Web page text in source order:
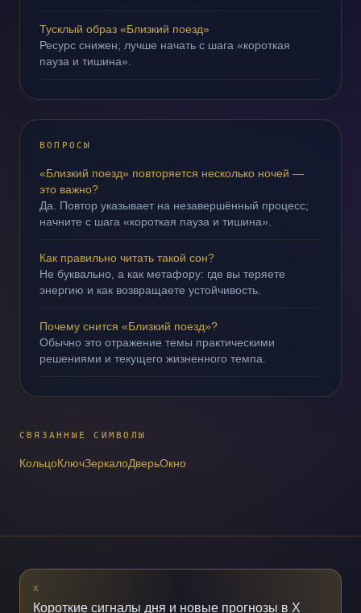
Тусклый образ «Близкий поезд»
Ресурс снижен; лучше начать с шага «короткая
пауза и тишина».
ВОПРОСЫ
«Близкий поезд» повторяется несколько ночей —
это важно?
Да. Повтор указывает на незавершённый процесс;
начните с шага «короткая пауза и тишина».
Как правильно читать такой сон?
Не буквально, а как метафору: где вы теряете
энергию и как возвращаете устойчивость.
Почему снится «Близкий поезд»?
Обычно это отражение темы практическими
решениями и текущего жизненного темпа.
СВЯЗАННЫЕ СИМВОЛЫ
КольцоКлючЗеркалоДверьОкно
X
Короткие сигналы дня и новые прогнозы в X